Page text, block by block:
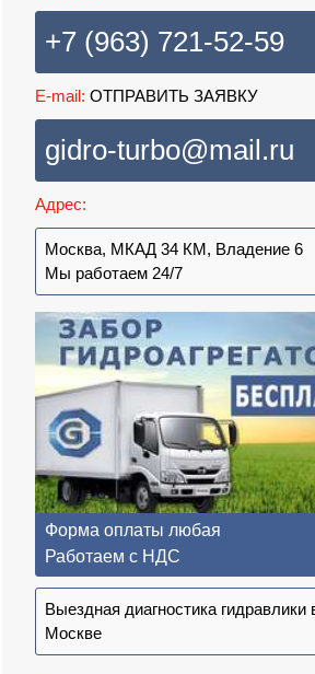
+7 (963) 721-52-59
E-mail: ОТПРАВИТЬ ЗАЯВКУ
gidro-turbo@mail.ru
Адрес:
Москва, МКАД 34 КМ, Владение 6
Мы работаем 24/7
Форма оплаты любая
Работаем с НДС
Выездная диагностика гидравлики
Москве